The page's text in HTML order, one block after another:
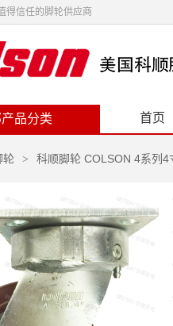
得信任的脚轮供应商
品分类 首页
轮 > 科顺脚轮 COLSON 4系列